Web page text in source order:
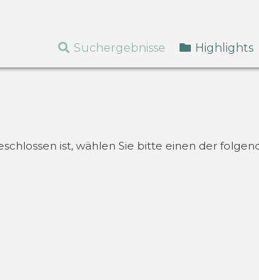
Suchergebnisse Highlights
ist, wählen Sie bitte einen der